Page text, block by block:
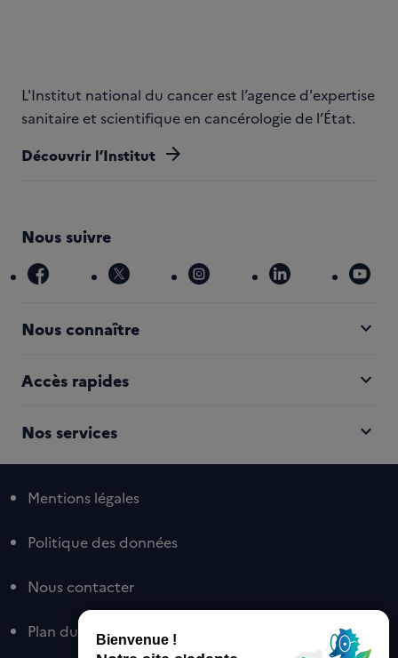
L'Institut national du cancer est l’agence d'expertise
sanitaire et scientifique en cancérologie de l’État.
Découvrir l’Institut arrow_forward
Nous suivre
facebook x instagram linkedin
Nous connaître expand_more
Accès rapides expand_more
Nos services expand_more
Mentions légales
Politique des données
Nous contacter
Plan du site